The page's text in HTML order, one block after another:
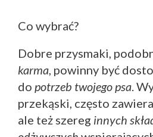
Co wybrać?
Dobre przysmaki,
karma , powinny być
do potrzeb twojego psa .
przekąski, często
ale też szereg innych